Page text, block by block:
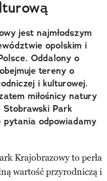
jest najmłodszym
opolskim i
Oddalony o
tereny o
i kulturowej.
miłośnicy natury
Park
odpowiadamy